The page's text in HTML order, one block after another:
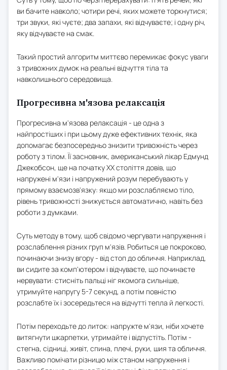
ви бачите навколо; чотири речі, яких можете торкнутися;
три звуки, які чуєте; два запахи, які відчуваєте; і одну річ,
яку відчуваєте на смак.
Такий простий алгоритм миттєво перемикає фокус уваги
з тривожних думок на реальні відчуття тіла та
навколишнього середовища.
Прогресивна м'язова релаксація
Прогресивна м'язова релаксація - це одна з
найпростіших і при цьому дуже ефективних технік, яка
допомагає безпосередньо знизити тривожність через
роботу з тілом. Її засновник, американський лікар Едмунд
Джекобсон, ще на початку XX століття довів, що
напружені м'язи і напружений розум перебувають у
прямому взаємозв'язку: якщо ми розслабляємо тіло,
рівень тривожності знижується автоматично, навіть без
роботи з думками.
Суть методу в тому, щоб свідомо чергувати напруження і
розслаблення різних груп м'язів. Робиться це покроково,
починаючи знизу вгору - від стоп до обличчя. Наприклад,
ви сидите за комп'ютером і відчуваєте, що починаєте
нервувати: стисніть пальці ніг якомога сильніше,
утримуйте напругу 5-7 секунд, а потім повністю
розслабте їх і зосередьтеся на відчутті тепла й легкості.
Потім переходьте до литок: напружте м'язи, ніби хочете
витягнути шкарпетки, утримайте і відпустіть. Потім -
стегна, сідниці, живіт, спина, плечі, руки, шия та обличчя.
Важливо помічати різницю між станом напруження і